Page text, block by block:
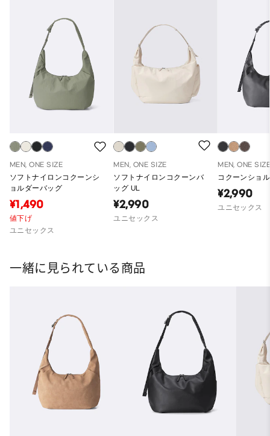
MEN, ONE SIZE
ソフトナイロンコクーンシ
ョルダーバッグ
¥1,490
値下げ
ユニセックス
MEN, ONE SIZE
ソフトナイロンコクーンバ
ッグ UL
¥2,990
ユニセックス
MEN, ONE
コクーンショ
¥2,990
ユニセックス
一緒に見られている商品